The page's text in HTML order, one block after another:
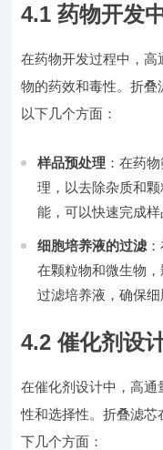
4.1 药物开发
在药物开发过程中，
物的药效和毒性。折
以下几个方面：
样品预处理 ：在药
理，以去除杂质和
能，可以快速完成样
细胞培养液的过滤
在颗粒物和微生物
过滤培养液，确保细
4.2 催化剂设
在催化剂设计中，高
性和选择性。折叠滤芯
下几个方面：